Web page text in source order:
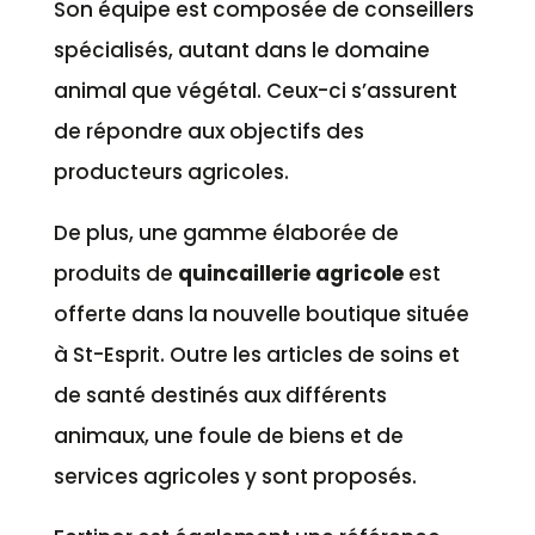
Son équipe est composée de conseillers
spécialisés, autant dans le domaine
animal que végétal. Ceux-ci s’assurent
de répondre aux objectifs des
producteurs agricoles.
De plus, une gamme élaborée de
produits de quincaillerie agricoleest
offerte dans la nouvelle boutique située
à St-Esprit. Outre les articles de soins et
de santé destinés aux différents
animaux, une foule de biens et de
services agricoles y sont proposés.